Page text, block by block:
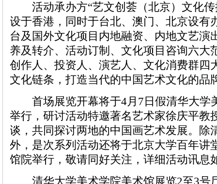
活动承办方“艺文创荟（北京）文化传
设于香港，同时于台北、澳门、北京设有
台及国外文化项目内地融资、内地文艺演
养及转介、活动订制、文化项目咨询六大
创作人、投资人、演艺人、文化消费群四
文化链条，打造当代的中国艺术文化的品
首场展览开幕将于4月7日假清华大学
举行，研讨活动特邀著名艺术家徐庆平教
谈，共同探讨两地的中国画艺术发展。除
外，是次系列活动还将于北京大学百年讲
馆院举行，敬请同好关注，详细活动讯息
清华大学美术学院美术馆展览2至3号